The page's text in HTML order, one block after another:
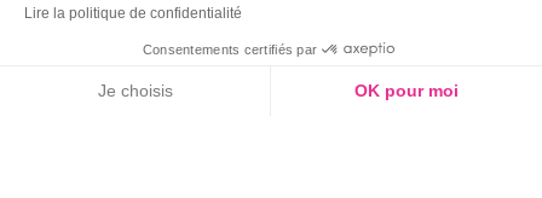
Lire la politique de confidentialité
Consentements certifiés par
Je choisis OK pour moi